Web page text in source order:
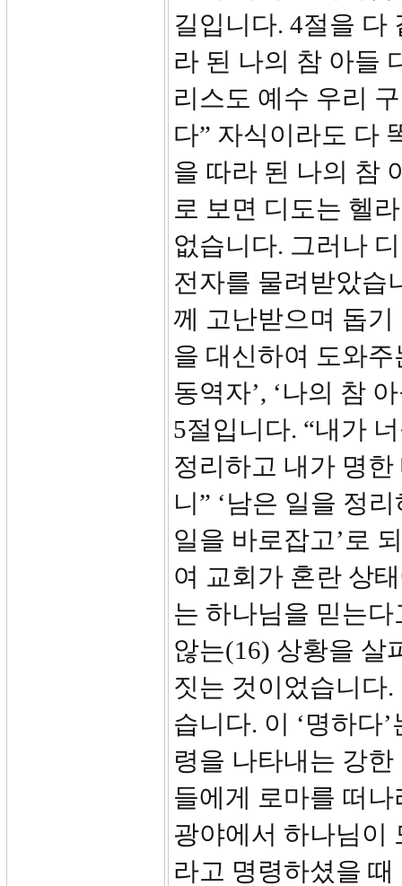
길입니다. 4절을 다
라 된 나의 참 아들
리스도 예수 우리
다” 자식이라도 다
을 따라 된 나의 참
로 보면 디도는 헬
없습니다. 그러나
전자를 물려받았습
께 고난받으며 돕
을 대신하여 도와
동역자’, ‘나의 참
5절입니다. “내가
정리하고 내가 명
니” ‘남은 일을 정
일을 바로잡고’로
여 교회가 혼란 상
는 하나님을 믿는
않는(16) 상황을 살
짓는 것이었습니다
습니다. 이 ‘명하다
령을 나타내는 강
들에게 로마를 떠
광야에서 하나님이
라고 명령하셨을